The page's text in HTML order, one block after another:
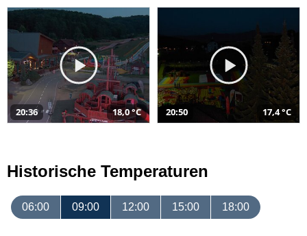
20:36 18,0 °C 20:50 17,4 °C
Historische Temperaturen
06:00 09:00 12:00 15:00 18:00